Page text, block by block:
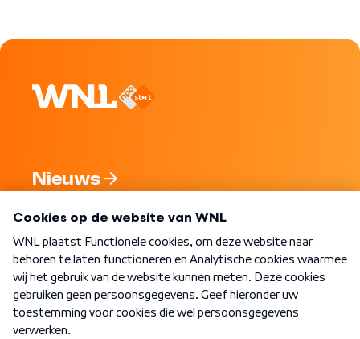
Nieuws
Nieuwsbrief
Word Lid